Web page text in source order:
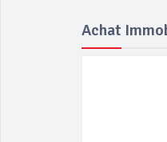
Achat